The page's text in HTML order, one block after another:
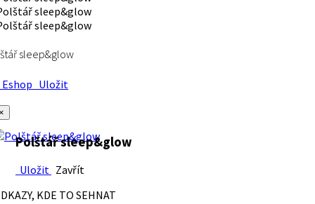
sleep&glow
Uložit
Polštář sleep&glow
Uložit Zavřít
KDE TO SEHNAT